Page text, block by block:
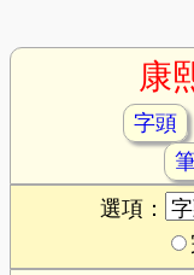
康
字頭
選項：